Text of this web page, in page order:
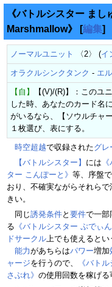
《バトルシスター ま
Marshmallow》
[編集]
ノーマルユニット 〈2〉 (イ
オラクルシンクタンク - エ
【自】
【(V)/(R)】：このユ
した時、あなたのカード名
がいるなら、【ソウルチャ
１枚選び、表にする。
時空超越で収録されたグレ
【バトルシスター】 には
ター こんぽーと》 等、序盤で
おり、不確実ながらそれら
きい。
同じ誘発条件と 要件で一部
る 《バトルシスター ぷでぃん
ドサークル上でも使えるとい
能力があちらはパワー増加
ャージを行うので、 《バト
さぶれ》 の使用回数を稼げる